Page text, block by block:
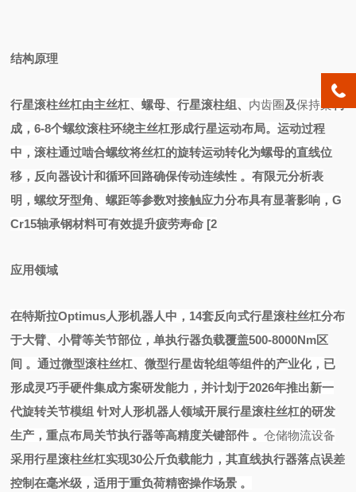
结构原理
行星滚柱丝杠由主丝杠、螺母、行星滚柱组、 内齿圈及保持架
成，6-8个螺纹滚柱环绕主丝杠形成行星运动布局。运动过程
中，滚柱通过啮合螺纹将丝杠的旋转运动转化为螺母的直线位
移，反向器设计和循环回路确保传动连续性 。有限元分析表
明，螺纹牙型角、螺距等参数对接触应力分布具有显著影响，G
Cr15轴承钢材料可有效提升疲劳寿命 [2
应用领域
在特斯拉Optimus人形机器人中，14套反向式行星滚柱丝杠分布
于大臂、小臂等关节部位，单执行器负载覆盖500-8000Nm区
间 。通过微型滚柱丝杠、微型行星齿轮组等组件的产业化，已
形成灵巧手硬件集成方案研发能力，并计划于2026年推出新一
代旋转关节模组 针对人形机器人领域开展行星滚柱丝杠的研发
生产，重点布局关节执行器等高精度关键部件 。仓储物流设备
采用行星滚柱丝杠实现30公斤负载能力，其直线执行器落点误差
控制在毫米级，适用于重负荷精密操作场景 。